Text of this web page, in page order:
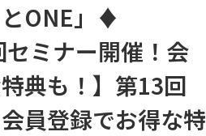
ONE」♦
セミナー開催！会
典も！】第13回
員登録でお得な特